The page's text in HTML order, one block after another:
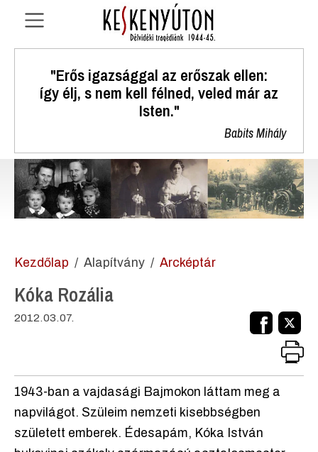
"Erős igazsággal az erőszak ellen:
így élj, s nem kell félned, veled már az
Isten."
Babits Mihály
Kezdőlap Alapítvány Arcképtár
Kóka Rozália
2012.03.07.
1943-ban a vajdasági Bajmokon láttam meg a
napvilágot. Szüleim nemzeti kisebbségben
született emberek. Édesapám, Kóka István